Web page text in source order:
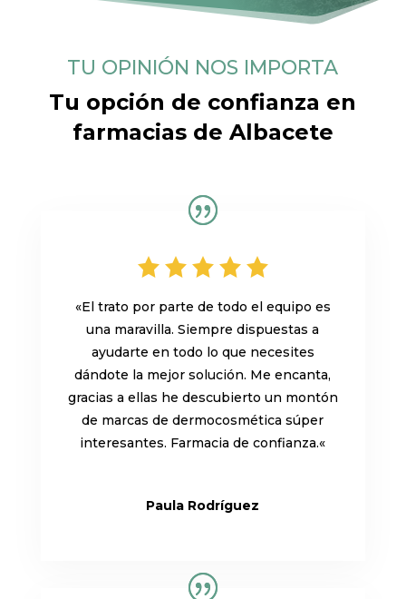
TU OPINIÓN NOS IMPORTA
Tu opción de confianza en
farmacias de Albacete
«El trato por parte de todo el equipo es
una maravilla. Siempre dispuestas a
ayudarte en todo lo que necesites
dándote la mejor solución. Me encanta,
gracias a ellas he descubierto un montón
de marcas de dermocosmética súper
interesantes. Farmacia de confianza.«
Paula Rodríguez